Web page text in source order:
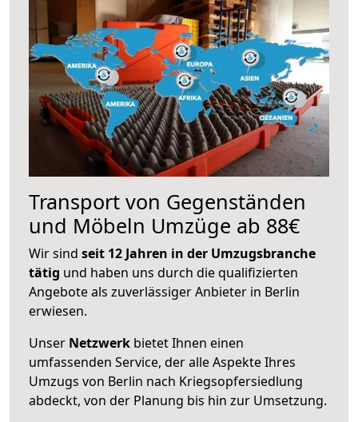
Transport von Gegenständen
und Möbeln Umzüge ab 88€
Wir sind seit 12 Jahren in der Umzugsbranche
tätig und haben uns durch die qualifizierten
Angebote als zuverlässiger Anbieter in Berlin
erwiesen.
Unser Netzwerk bietet Ihnen einen
umfassenden Service, der alle Aspekte Ihres
Umzugs von Berlin nach Kriegsopfersiedlung
abdeckt, von der Planung bis hin zur Umsetzung.